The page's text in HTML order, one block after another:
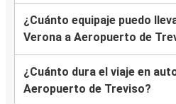
¿Cuánto equipaje puedo
Verona a Aeropuerto de
¿Cuánto dura el viaje en
Aeropuerto de Treviso?